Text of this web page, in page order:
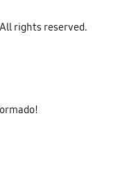
rights reserved.